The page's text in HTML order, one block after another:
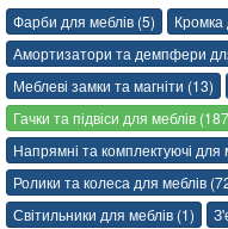
Фарби для меблів (5)
Кромка
Амортизатори та демпфери
Меблеві замки та магніти (13)
Гачки та підвіси для меблів
Напрямні та комплектуючі для
Ролики та колеса для меблів
Світильники для меблів (1)